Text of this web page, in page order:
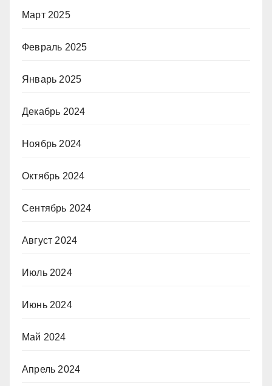
Март 2025
Февраль 2025
Январь 2025
Декабрь 2024
Ноябрь 2024
Октябрь 2024
Сентябрь 2024
Август 2024
Июль 2024
Июнь 2024
Май 2024
Апрель 2024